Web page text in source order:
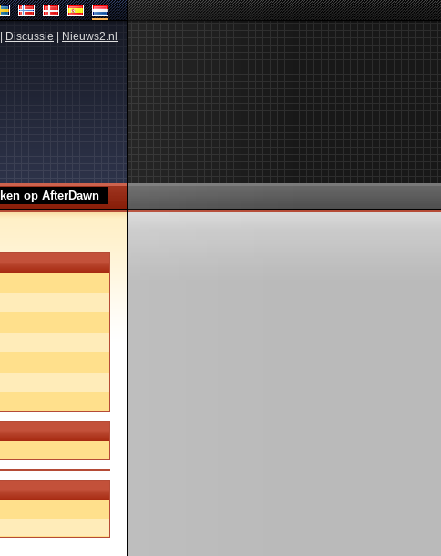
Discussie Nieuws2.nl